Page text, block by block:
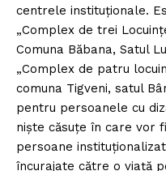
centrele instituționale.
„Complex de trei
Comuna Băbana, Satul
„Complex de patru
comuna Tigveni, satul
pentru persoanele cu
niște căsuțe în care vor
persoane
încurajate către o viață